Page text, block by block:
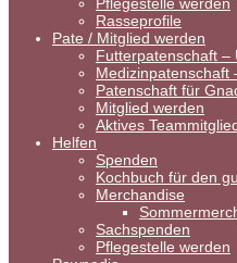
Rasseprofile
Pate / Mitglied werden
Futterpatenschaft –
Medizinpatenschaft
Patenschaft für
Mitglied werden
Aktives
Helfen
Spenden
Kochbuch für den
Merchandise
Sachspenden
Pflegestelle werden